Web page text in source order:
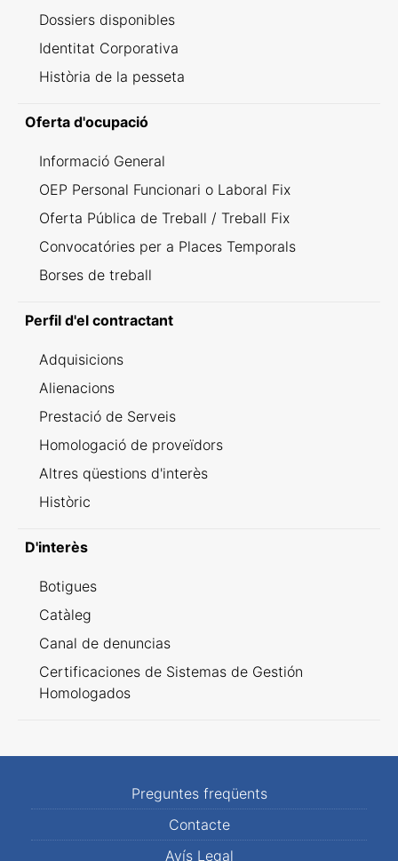
Dossiers disponibles
Identitat Corporativa
Història de la pesseta
Oferta d'ocupació
Informació General
OEP Personal Funcionari o Laboral Fix
Oferta Pública de Treball / Treball Fix
Convocatóries per a Places Temporals
Borses de treball
Perfil d'el contractant
Adquisicions
Alienacions
Prestació de Serveis
Homologació de proveïdors
Altres qüestions d'interès
Històric
D'interès
Botigues
Catàleg
Canal de denuncias
Certificaciones de Sistemas de Gestión
Homologados
Preguntes freqüents
Contacte
Avís Legal